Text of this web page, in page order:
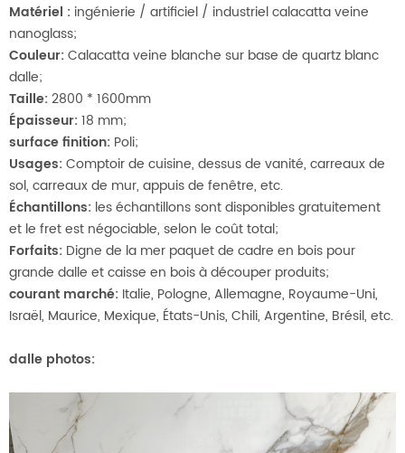
Matériel : ingénierie / artificiel / industriel calacatta veine
nanoglass;
Couleur:Calacatta veine blanche sur base de quartz blanc
dalle;
Taille:2800 * 1600mm
Épaisseur:18 mm;
surface finition: Poli;
Usages:Comptoir de cuisine, dessus de vanité, carreaux de
sol, carreaux de mur, appuis de fenêtre, etc.
Échantillons: les échantillons sont disponibles gratuitement
et le fret est négociable, selon le coût total;
Forfaits: Digne de la mer paquet de cadre en bois pour
grande dalle et caisse en bois à découper produits;
courant marché: Italie, Pologne, Allemagne, Royaume-Uni,
Israël, Maurice, Mexique, États-Unis, Chili, Argentine, Brésil, etc.
dalle photos: